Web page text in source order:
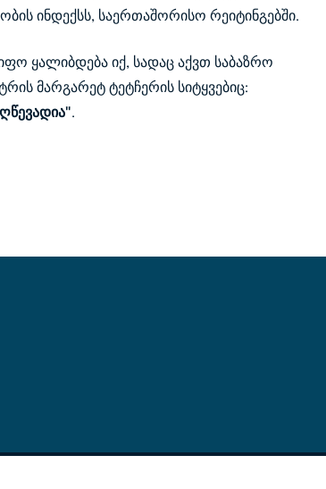
ინდექსს, საერთაშორისო რეიტინგებში.
ყალიბდება იქ, სადაც აქვთ საბაზრო
მარგარეტ ტეტჩერის სიტყვებიც:
.